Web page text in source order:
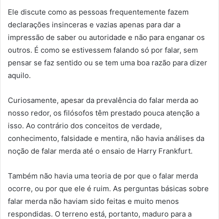
Ele discute como as pessoas frequentemente fazem
declarações insinceras e vazias apenas para dar a
impressão de saber ou autoridade e não para enganar os
outros. É como se estivessem falando só por falar, sem
pensar se faz sentido ou se tem uma boa razão para dizer
aquilo.
Curiosamente, apesar da prevalência do falar merda ao
nosso redor, os filósofos têm prestado pouca atenção a
isso. Ao contrário dos conceitos de verdade,
conhecimento, falsidade e mentira, não havia análises da
noção de falar merda até o ensaio de Harry Frankfurt.
Também não havia uma teoria de por que o falar merda
ocorre, ou por que ele é ruim. As perguntas básicas sobre
falar merda não haviam sido feitas e muito menos
respondidas. O terreno está, portanto, maduro para a